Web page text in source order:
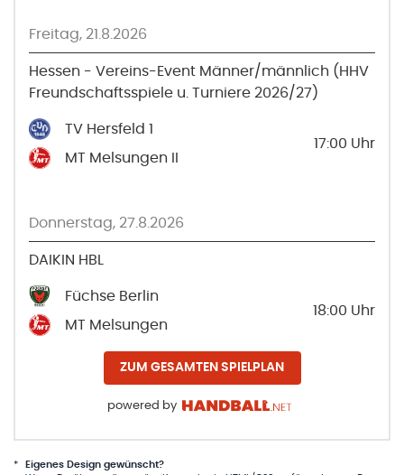
Freitag, 21.8.2026
Hessen - Vereins-Event Männer/männlich (HHV
Freundschaftsspiele u. Turniere 2026/27)
TV Hersfeld 1
MT Melsungen II
17:00 Uhr
Donnerstag, 27.8.2026
DAIKIN HBL
Füchse Berlin
MT Melsungen
18:00 Uhr
ZUM GESAMTEN SPIELPLAN
powered by
*
Eigenes Design gewünscht?